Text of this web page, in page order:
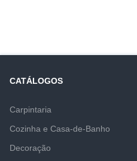
CATÁLOGOS
Carpintaria
Cozinha e Casa-de-Banho
Decoração